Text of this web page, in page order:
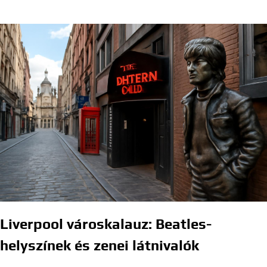
Liverpool városkalauz: Beatles-
helyszínek és zenei látnivalók